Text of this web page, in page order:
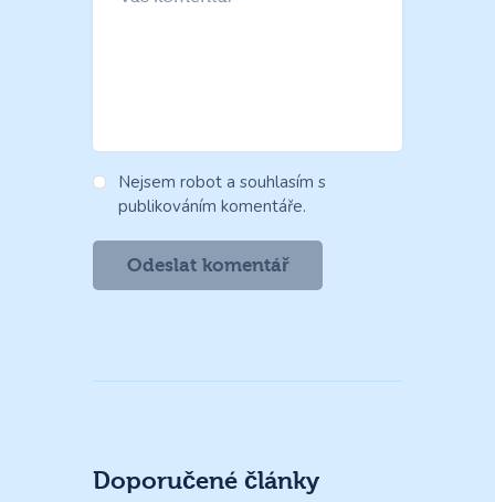
Nejsem robot a souhlasím s
publikováním komentáře.
Doporučené články